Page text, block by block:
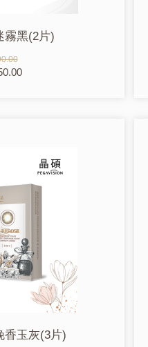
霧黑(2片)
香玉灰(3片)